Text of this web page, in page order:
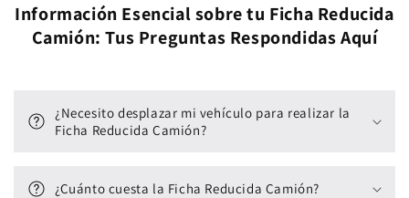
Información Esencial sobre tu Ficha Reducida
Camión: Tus Preguntas Respondidas Aquí
¿Necesito desplazar mi vehículo para realizar la
Ficha Reducida Camión?
¿Cuánto cuesta la Ficha Reducida Camión?